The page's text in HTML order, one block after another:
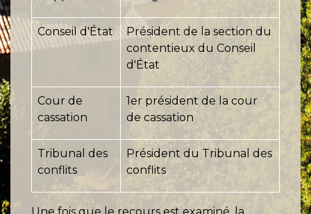
Conseil d'État
Président de la section du
contentieux du Conseil
d'État
Cour de
cassation
1er président de la cour
de cassation
Tribunal des
conflits
Président du Tribunal des
conflits